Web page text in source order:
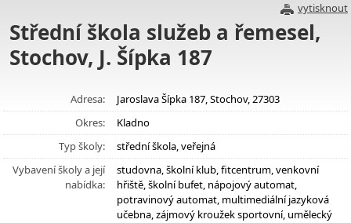
vytisknout
Střední škola služeb a řemesel,
Stochov, J. Šípka 187
Adresa:
Jaroslava Šípka 187, Stochov, 27303
Okres:
Kladno
Typ školy:
střední škola, veřejná
Vybavení školy a její
nabídka:
studovna, školní klub, fitcentrum, venkovní
hřiště, školní bufet, nápojový automat,
potravinový automat, multimediální jazyková
učebna, zájmový kroužek sportovní, umělecký